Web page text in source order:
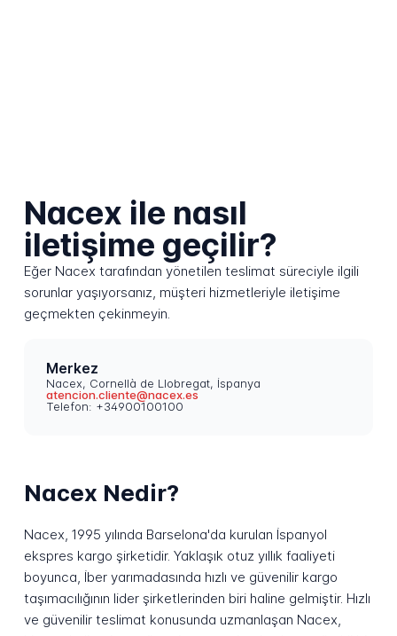
Nacex ile nasıl
iletişime geçilir?
Eğer Nacex tarafından yönetilen teslimat süreciyle ilgili
sorunlar yaşıyorsanız, müşteri hizmetleriyle iletişime
geçmekten çekinmeyin.
Merkez
Nacex, Cornellà de Llobregat, İspanya
atencion.cliente@nacex.es
Telefon: +34900100100
Nacex Nedir?
Nacex, 1995 yılında Barselona'da kurulan İspanyol
ekspres kargo şirketidir. Yaklaşık otuz yıllık faaliyeti
boyunca, İber yarımadasında hızlı ve güvenilir kargo
taşımacılığının lider şirketlerinden biri haline gelmiştir. Hızlı
ve güvenilir teslimat konusunda uzmanlaşan Nacex,